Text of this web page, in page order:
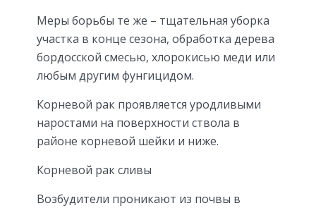
Меры борьбы те же – тщательная уборка
участка в конце сезона, обработка дерева
бордосской смесью, хлорокисью меди или
любым другим фунгицидом.
Корневой рак проявляется уродливыми
наростами на поверхности ствола в
районе корневой шейки и ниже.
Корневой рак сливы
Возбудители проникают из почвы в